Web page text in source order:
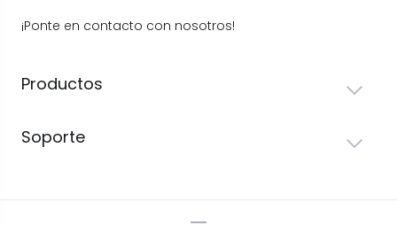
¡Ponte en contacto con nosotros!
Productos
Soporte